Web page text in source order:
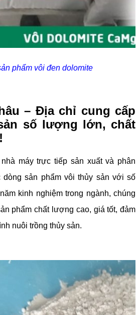
phẩm vôi đen dolomite
– Địa chỉ cung cấp
số lượng lớn, chất
nhà máy trực tiếp sản xuất và phân
sản phẩm vôi thủy sản với số
kinh nghiệm trong ngành, chúng
phẩm chất lượng cao, giá tốt, đảm
nuôi trồng thủy sản.